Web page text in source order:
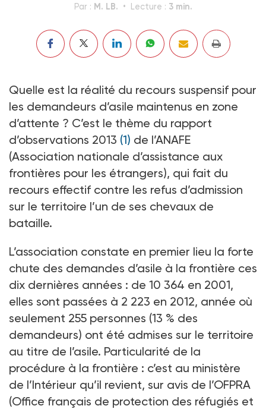
Par : M. LB. Lecture : 3 min.
Quelle est la réalité du recours suspensif pour
les demandeurs d’asile maintenus en zone
d’attente ? C’est le thème du rapport
d’observations 2013 (1) de l’ANAFE
(Association nationale d’assistance aux
frontières pour les étrangers), qui fait du
recours effectif contre les refus d’admission
sur le territoire l’un de ses chevaux de
bataille.
L’association constate en premier lieu la forte
chute des demandes d’asile à la frontière ces
dix dernières années : de 10 364 en 2001,
elles sont passées à 2 223 en 2012, année où
seulement 255 personnes (13 % des
demandeurs) ont été admises sur le territoire
au titre de l’asile. Particularité de la
procédure à la frontière : c’est au ministère
de l’Intérieur qu’il revient, sur avis de l’OFPRA
(Office français de protection des réfugiés et